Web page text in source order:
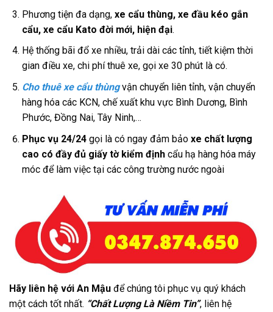
Phương tiện đa dạng, xe cẩu thùng, xe đầu kéo gắn
cẩu, xe cẩu Kato đời mới, hiện đại.
Hệ thống bãi đổ xe nhiều, trải dài các tỉnh, tiết kiệm thời
gian điều xe, chi phí thuê xe, gọi xe 30 phút là có.
Cho thuê xe cẩu thùngvận chuyển liên tỉnh, vận chuyển
hàng hóa các KCN, chế xuất khu vực Bình Dương, Bình
Phước, Đồng Nai, Tây Ninh,…
Phục vụ 24/24gọi là có ngay đảm bảo xe chất lượng
cao có đầy đủ giấy tờ kiểm địnhcẩu hạ hàng hóa máy
móc để làm việc tại các công trường nước ngoài
Hãy liên hệ với An Mậu để chúng tôi phục vụ quý khách
một cách tốt nhất. “Chất Lượng Là Niềm Tin”, liên hệ